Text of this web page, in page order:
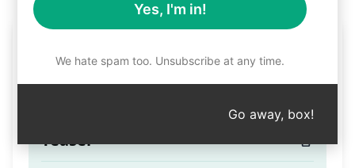
Recensioni
Teaser
Yes, I'm in!
We hate spam too. Unsubscribe at any time.
Go away, box!